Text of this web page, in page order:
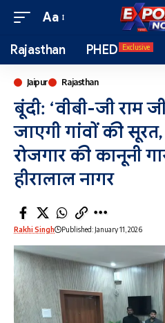
Aa
Rajasthan PHED Exclusive
Jaipur Rajasthan
बूंदी: ‘वीबी-जी राम
जाएगी गांवों की
रोजगार की कानूनी
हीरालाल नागर
Rakhi Singh Published: January 11, 2026